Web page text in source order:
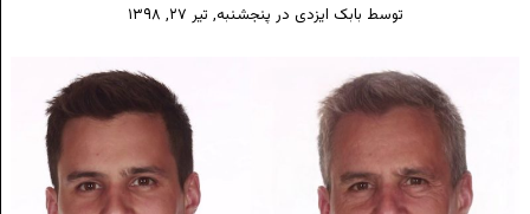
توسط بابک ایزدی در پنجشنبه, تیر ۲۷, ۱۳۹۸